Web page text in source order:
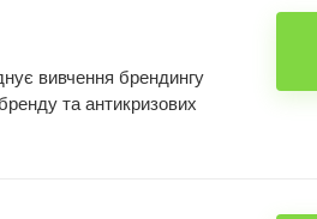
вивчення брендингу
та антикризових